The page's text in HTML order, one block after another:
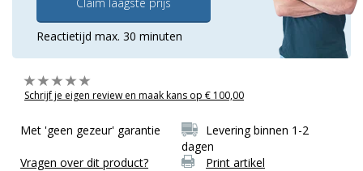
Reactietijd max. 30 minuten
Schrijf je eigen review en maak kans op € 100,00
Met 'geen gezeur' garantie
Levering binnen 1-2
dagen
Vragen over dit product?
Print artikel